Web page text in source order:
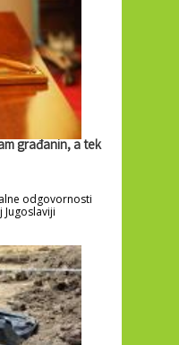
građanin, a tek
odgovornosti